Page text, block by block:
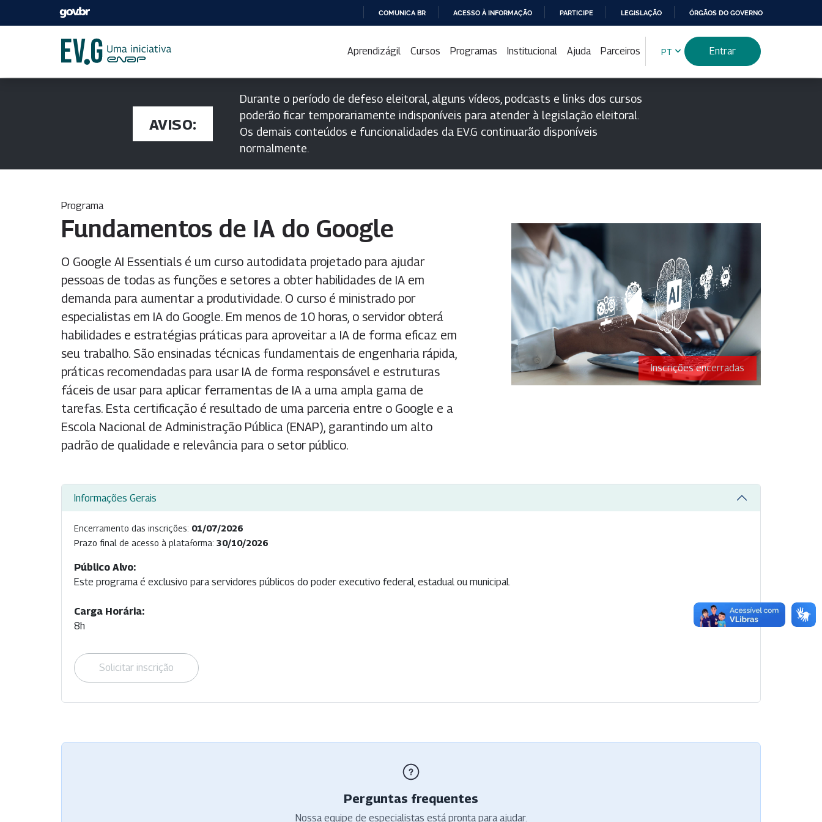
PARA
CONTEÚDO
COMUNICA BR ACESSO À INFORMAÇÃO PARTICIPE LEGISLAÇÃO ÓRGÃOS DO GOVERNO
Aprendizágil Cursos Programas Institucional Ajuda Parceiros PT Entrar
AVISO:
Durante o período de defeso eleitoral, alguns vídeos, podcasts e links dos cursos
poderão ficar temporariamente indisponíveis para atender à legislação eleitoral.
Os demais conteúdos e funcionalidades da EV.G continuarão disponíveis
normalmente.
Programa
Fundamentos de IA do Google
O Google AI Essentials é um curso autodidata projetado para ajudar
pessoas de todas as funções e setores a obter habilidades de IA em
demanda para aumentar a produtividade. O curso é ministrado por
especialistas em IA do Google. Em menos de 10 horas, o servidor obterá
habilidades e estratégias práticas para aproveitar a IA de forma eficaz em
seu trabalho. São ensinadas técnicas fundamentais de engenharia rápida,
práticas recomendadas para usar IA de forma responsável e estruturas
fáceis de usar para aplicar ferramentas de IA a uma ampla gama de
tarefas. Esta certificação é resultado de uma parceria entre o Google e a
Escola Nacional de Administração Pública (ENAP), garantindo um alto
padrão de qualidade e relevância para o setor público.
Inscrições encerradas
Informações Gerais
Encerramento das inscrições: 01/07/2026
Prazo final de acesso à plataforma: 30/10/2026
Público Alvo:
Este programa é exclusivo para servidores públicos do poder executivo federal, estadual ou municipal.
Carga Horária:
8h
Solicitar inscrição
Perguntas frequentes
Nossa equipe de especialistas está pronta para ajudar.